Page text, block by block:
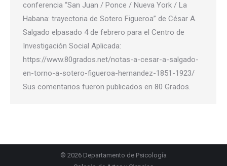
conferencia “San Juan / Ponce / Nueva York / La
Habana: trayectoria de Sotero Figueroa” de César A.
Salgado elpasado 4 de febrero para el Centro de
Investigación Social Aplicada:
https://www.80grados.net/notas-a-cesar-a-salgado-
en-torno-a-sotero-figueroa-hernandez-1851-1923/
Sus comentarios fueron publicados en 80 Grados.
© 2026 Departamento de Psicología